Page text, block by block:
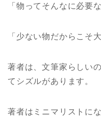
「物ってそんなに必要
「少ない物だからこそ
著者は、文筆家らしい
てシズルがあります。
著者はミニマリストに